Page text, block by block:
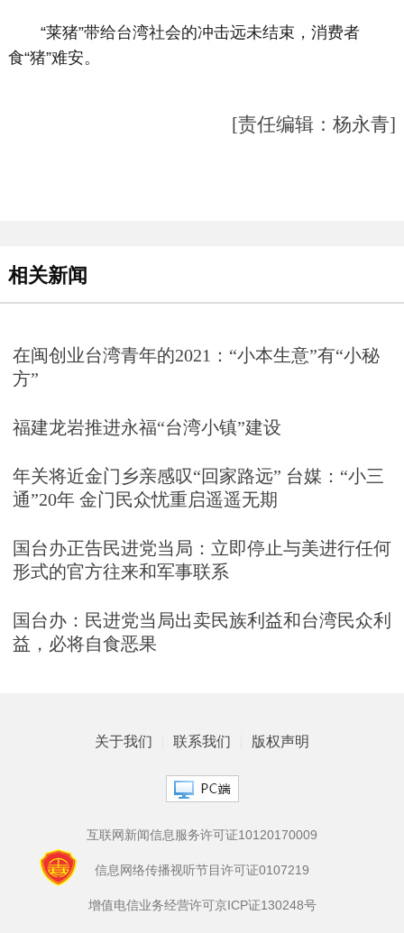
“莱猪”带给台湾社会的冲击远未结束，消费者
食“猪”难安。
[责任编辑：杨永青]
相关新闻
在闽创业台湾青年的2021：“小本生意”有“小秘
方”
福建龙岩推进永福“台湾小镇”建设
年关将近金门乡亲感叹“回家路远” 台媒：“小三
通”20年 金门民众忧重启遥遥无期
国台办正告民进党当局：立即停止与美进行任何
形式的官方往来和军事联系
国台办：民进党当局出卖民族利益和台湾民众利
益，必将自食恶果
关于我们 联系我们 版权声明
互联网新闻信息服务许可证10120170009
信息网络传播视听节目许可证0107219
增值电信业务经营许可京ICP证130248号